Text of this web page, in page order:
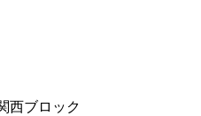
西ブロック